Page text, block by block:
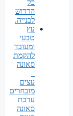
כל
הדרוש
לבנייה.
עץ
טבעי
ומעובד
להקמת
סאונה
–
עצים
מובחרים
ערכת
סאונה